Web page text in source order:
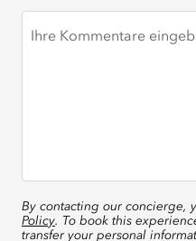
Ihre Kommentare
By contacting our concierge,
Policy. To book this
transfer your personal